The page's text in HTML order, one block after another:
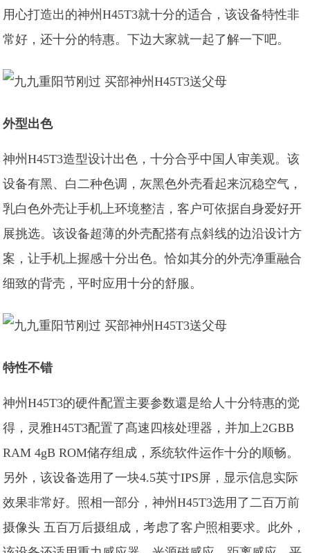
用心打造出的神州H45T3就十分的适合，该设备特性非
常好，还十分的特惠。下边大家就一起了解一下吧。
外型出色
神州H45T3造型设计出色，十分合乎中国人审美观。该
设备有黑、白二种色调，灰黑色外壳看起来沉稳空气，
乳白色外壳让手机上环境整洁，客户可依据自身爱好开
展挑选。该设备超薄的外壳配搭有点斜线的边沿设计方
案，让手机上握感十分出色。恰如其分的外壳净重融合
细致的背壳，平时应用十分的舒服。
特性不错
神州H45T3的硬件配置主要参数還是给人十分特惠的觉
得，灵雅H45T3配置了髙速四核处理器，并加上2GBB
RAM 4gB ROM储存组成，系统软件运作十分的顺畅。
另外，该设备选用了一块4.5英寸IPS屏，显示信息实际
效果非常好。照相一部分，神州H45T3选用了二百万前
摄像头 五百万后摄组成，考虑了客户照相要求。此外，